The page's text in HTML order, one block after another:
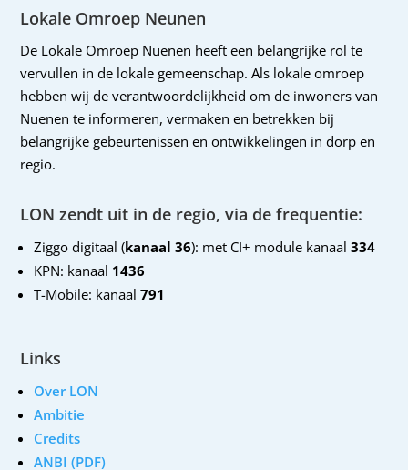
Lokale Omroep Neunen
De Lokale Omroep Nuenen heeft een belangrijke rol te
vervullen in de lokale gemeenschap. Als lokale omroep
hebben wij de verantwoordelijkheid om de inwoners van
Nuenen te informeren, vermaken en betrekken bij
belangrijke gebeurtenissen en ontwikkelingen in dorp en
regio.
LON zendt uit in de regio, via de frequentie:
Ziggo digitaal (kanaal 36): met CI+ module kanaal 334
KPN: kanaal 1436
T-Mobile: kanaal791
Links
Over LON
Ambitie
Credits
ANBI (PDF)